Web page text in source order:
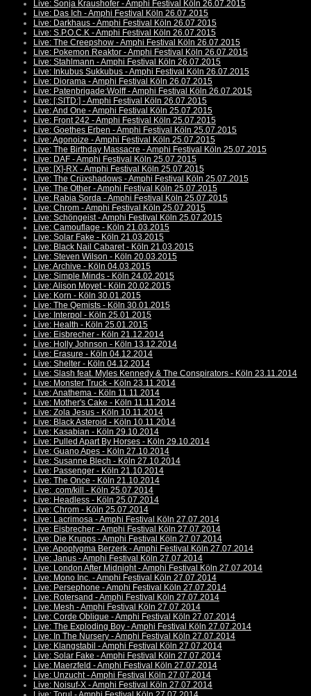
Live: Sonja Kraushofer - Amphi Festival Köln 26.07.2015
Live: Das Ich - Amphi Festival Köln 26.07.2015
Live: Darkhaus - Amphi Festival Köln 26.07.2015
Live: S.P.O.C.K - Amphi Festival Köln 26.07.2015
Live: The Creepshow - Amphi Festival Köln 26.07.2015
Live: Pokemon Reaktor - Amphi Festival Köln 26.07.2015
Live: Stahlmann - Amphi Festival Köln 26.07.2015
Live: Inkubus Sukkubus - Amphi Festival Köln 26.07.2015
Live: Diorama - Amphi Festival Köln 26.07.2015
Live: Patenbrigade:Wolff - Amphi Festival Köln 26.07.2015
Live: [:SITD:] - Amphi Festival Köln 26.07.2015
Live: And One - Amphi Festival Köln 25.07.2015
Live: Front 242 - Amphi Festival Köln 25.07.2015
Live: Goethes Erben - Amphi Festival Köln 25.07.2015
Live: Agonoize - Amphi Festival Köln 25.07.2015
Live: The Birthday Massacre - Amphi Festival Köln 25.07.2015
Live: DAF - Amphi Festival Köln 25.07.2015
Live: [X]-RX - Amphi Festival Köln 25.07.2015
Live: The Crüxshadows - Amphi Festival Köln 25.07.2015
Live: The Other - Amphi Festival Köln 25.07.2015
Live: Rabia Sorda - Amphi Festival Köln 25.07.2015
Live: Chrom - Amphi Festival Köln 25.07.2015
Live: Schöngeist - Amphi Festival Köln 25.07.2015
Live: Camouflage - Köln 21.03.2015
Live: Solar Fake - Köln 21.03.2015
Live: Black Nail Cabaret - Köln 21.03.2015
Live: Steven Wilson - Köln 20.03.2015
Live: Archive - Köln 04.03.2015
Live: Simple Minds - Köln 24.02.2015
Live: Alison Moyet - Köln 20.02.2015
Live: Korn - Köln 30.01.2015
Live: The Qemists - Köln 30.01.2015
Live: Interpol - Köln 25.01.2015
Live: Health - Köln 25.01.2015
Live: Eisbrecher - Köln 21.12.2014
Live: Holly Johnson - Köln 13.12.2014
Live: Erasure - Köln 04.12.2014
Live: Shelter - Köln 04.12.2014
Live: Slash feat. Myles Kennedy & The Conspirators - Köln 23.11.2014
Live: Monster Truck - Köln 23.11.2014
Live: Anathema - Köln 11.11.2014
Live: Mother's Cake - Köln 11.11.2014
Live: Zola Jesus - Köln 10.11.2014
Live: Black Asteroid - Köln 10.11.2014
Live: Kasabian - Köln 29.10.2014
Live: Pulled Apart By Horses - Köln 29.10.2014
Live: Guano Apes - Köln 27.10.2014
Live: Susanne Blech - Köln 27.10.2014
Live: Passenger - Köln 21.10.2014
Live: The Once - Köln 21.10.2014
Live: .com/kill - Köln 25.07.2014
Live: Headless - Köln 25.07.2014
Live: Chrom - Köln 25.07.2014
Live: Lacrimosa - Amphi Festival Köln 27.07.2014
Live: Eisbrecher - Amphi Festival Köln 27.07.2014
Live: Die Krupps - Amphi Festival Köln 27.07.2014
Live: Apoptygma Berzerk - Amphi Festival Köln 27.07.2014
Live: Janus - Amphi Festival Köln 27.07.2014
Live: London After Midnight - Amphi Festival Köln 27.07.2014
Live: Mono Inc. - Amphi Festival Köln 27.07.2014
Live: Persephone - Amphi Festival Köln 27.07.2014
Live: Rotersand - Amphi Festival Köln 27.07.2014
Live: Mesh - Amphi Festival Köln 27.07.2014
Live: Corde Oblique - Amphi Festival Köln 27.07.2014
Live: The Exploding Boy - Amphi Festival Köln 27.07.2014
Live: In The Nursery - Amphi Festival Köln 27.07.2014
Live: Klangstabil - Amphi Festival Köln 27.07.2014
Live: Solar Fake - Amphi Festival Köln 27.07.2014
Live: Maerzfeld - Amphi Festival Köln 27.07.2014
Live: Unzucht - Amphi Festival Köln 27.07.2014
Live: Noisuf-X - Amphi Festival Köln 27.07.2014